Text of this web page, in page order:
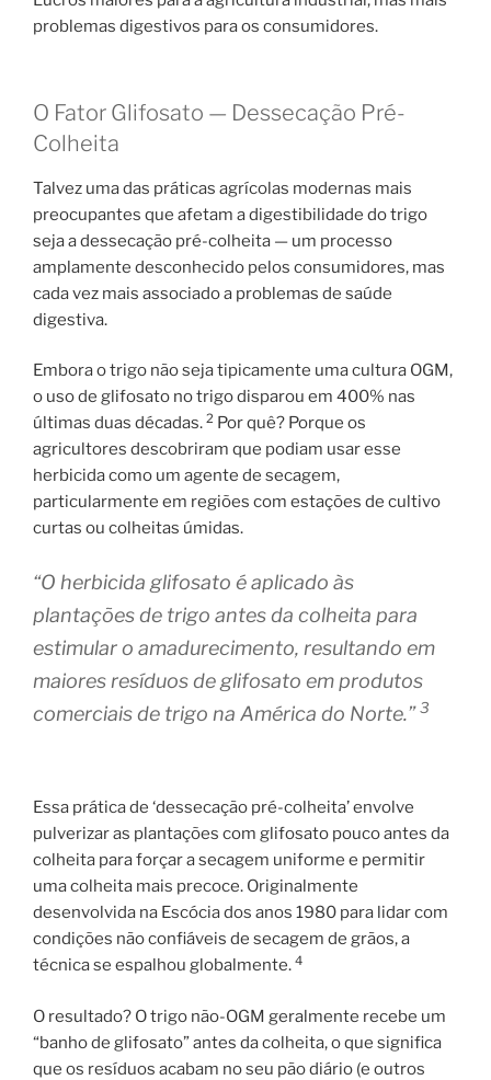
problemas digestivos para os consumidores.
O Fator Glifosato — Dessecação Pré-
Colheita
Talvez uma das práticas agrícolas modernas mais
preocupantes que afetam a digestibilidade do trigo
seja a dessecação pré-colheita — um processo
amplamente desconhecido pelos consumidores, mas
cada vez mais associado a problemas de saúde
digestiva.
Embora o trigo não seja tipicamente uma cultura OGM,
o uso de glifosato no trigo disparou em 400% nas
últimas duas décadas. 2 Por quê? Porque os
agricultores descobriram que podiam usar esse
herbicida como um agente de secagem,
particularmente em regiões com estações de cultivo
curtas ou colheitas úmidas.
“O herbicida glifosato é aplicado às
plantações de trigo antes da colheita para
estimular o amadurecimento, resultando em
maiores resíduos de glifosato em produtos
comerciais de trigo na América do Norte.”3
Essa prática de ‘dessecação pré-colheita’ envolve
pulverizar as plantações com glifosato pouco antes da
colheita para forçar a secagem uniforme e permitir
uma colheita mais precoce. Originalmente
desenvolvida na Escócia dos anos 1980 para lidar com
condições não confiáveis ​​de secagem de grãos, a
técnica se espalhou globalmente. 4
O resultado? O trigo não-OGM geralmente recebe um
“banho de glifosato” antes da colheita, o que significa
que os resíduos acabam no seu pão diário (e outros